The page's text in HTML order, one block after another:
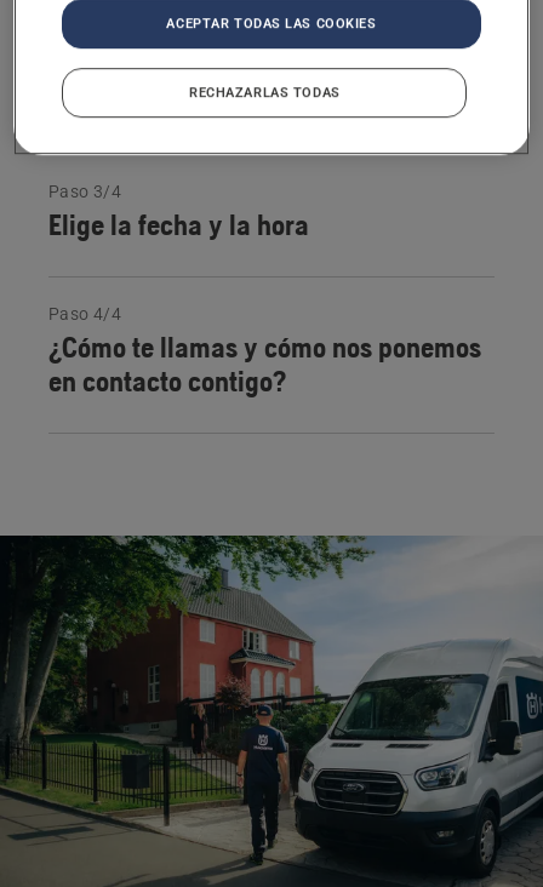
Paso 2/4
Tu dirección
Paso 3/4
Elige la fecha y la hora
Paso 4/4
¿Cómo te llamas y cómo nos ponemos
en contacto contigo?
RECHAZARLAS TODAS
ACEPTAR TODAS LAS COOKIES